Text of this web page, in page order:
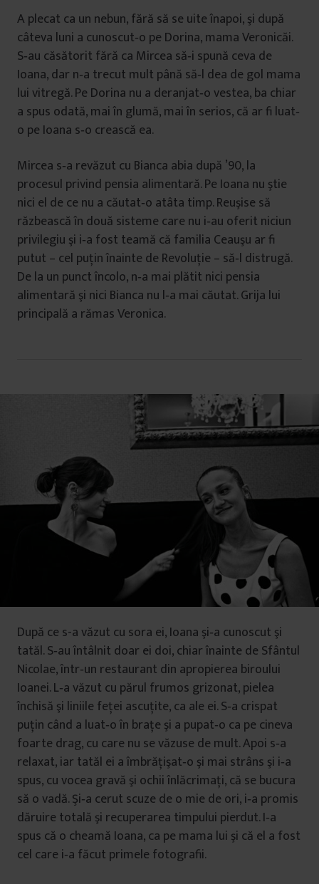
A plecat ca un nebun, fără să se uite înapoi, şi după
câteva luni a cunoscut‐o pe Dorina, mama Veronicăi.
S‐au căsătorit fără ca Mircea să‐i spună ceva de
Ioana, dar n‐a trecut mult până să‐l dea de gol mama
lui vitregă. Pe Dorina nu a deranjat‐o vestea, ba chiar
a spus odată, mai în glumă, mai în serios, că ar fi luat‐
o pe Ioana s‐o crească ea.
Mircea s‐a revăzut cu Bianca abia după ’90, la
procesul privind pensia alimentară. Pe Ioana nu ştie
nici el de ce nu a căutat‐o atâta timp. Reuşise să
răzbească în două sisteme care nu i‐au oferit niciun
privilegiu şi i‐a fost teamă că familia Ceauşu ar fi
putut – cel puţin înainte de Revoluţie – să‐l distrugă.
De la un punct încolo, n‐a mai plătit nici pensia
alimentară şi nici Bianca nu l‐a mai căutat. Grija lui
principală a rămas Veronica.
După ce s-a văzut cu sora ei, Ioana şi‐a cunoscut şi
tatăl. S‐au întâlnit doar ei doi, chiar înainte de Sfântul
Nicolae, într‐un restaurant din apropierea biroului
Ioanei. L‐a văzut cu părul frumos grizonat, pielea
închisă şi liniile feţei ascuţite, ca ale ei. S‐a crispat
puţin când a luat‐o în braţe şi a pupat‐o ca pe cineva
foarte drag, cu care nu se văzuse de mult. Apoi s‐a
relaxat, iar tatăl ei a îmbrăţişat‐o şi mai strâns şi i‐a
spus, cu vocea gravă şi ochii înlăcrimaţi, că se bucura
să o vadă. Şi‐a cerut scuze de o mie de ori, i‐a promis
dăruire totală şi recuperarea timpului pierdut. I‐a
spus că o cheamă Ioana, ca pe mama lui şi că el a fost
cel care i‐a făcut primele fotografii.